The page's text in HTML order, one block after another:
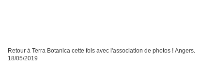
Retour à Terra Botanica cette fois avec l'association de photos ! Angers.
18/05/2019